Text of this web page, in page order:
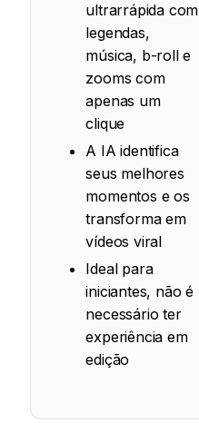
ultrarrápida com
legendas,
música, b-roll e
zooms com
apenas um
clique
A IA identifica
seus melhores
momentos e os
transforma em
vídeos viral
Ideal para
iniciantes, não é
necessário ter
experiência em
edição